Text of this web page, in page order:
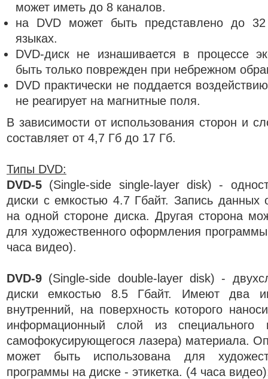
может иметь до 8 каналов.
на DVD может быть представлено до 32
языках.
DVD-диск не изнашивается в процессе
быть только поврежден при небрежном
DVD практически не поддается
не реагирует на магнитные поля.
В зависимости от использования сторон и
составляет от 4,7 Гб до 17 Гб.
Типы DVD:
DVD-5 (Single-side single-layer disk) -
диски с емкостью 4.7 Гбайт. Запись данных
на одной стороне диска. Другая сторона
для художественного оформления
часа видео).
DVD-9 (Single-side double-layer disk) -
диски емкостью 8.5 Гбайт. Имеют два
внутренний, на поверхность которого
информационный слой из специального
самофокусирующегося лазера) материала.
может быть использована для
программы на диске - этикетка. (4 часа